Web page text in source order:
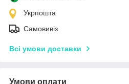
Укрпошта
Самовивіз
Всі умови доставки
Умови оплати